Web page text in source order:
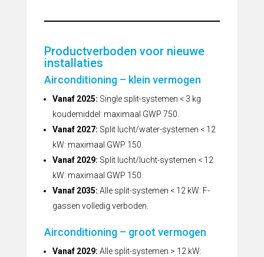
Productverboden voor nieuwe
installaties
Airconditioning – klein vermogen
Vanaf 2025: Single split-systemen < 3 kg
koudemiddel: maximaal GWP 750.
Vanaf 2027: Split lucht/water-systemen < 12
kW: maximaal GWP 150.
Vanaf 2029: Split lucht/lucht-systemen < 12
kW: maximaal GWP 150.
Vanaf 2035: Alle split-systemen < 12 kW: F-
gassen volledig verboden.
Airconditioning – groot vermogen
Vanaf 2029: Alle split-systemen > 12 kW: